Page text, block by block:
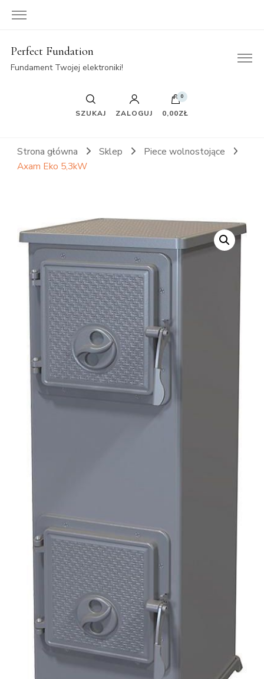
Perfect Fundation
Fundament Twojej elektroniki!
SZUKAJ ZALOGUJ
0
0,00ZŁ
Strona główna Sklep
Piece wolnostojące
Axam Eko 5,3kW